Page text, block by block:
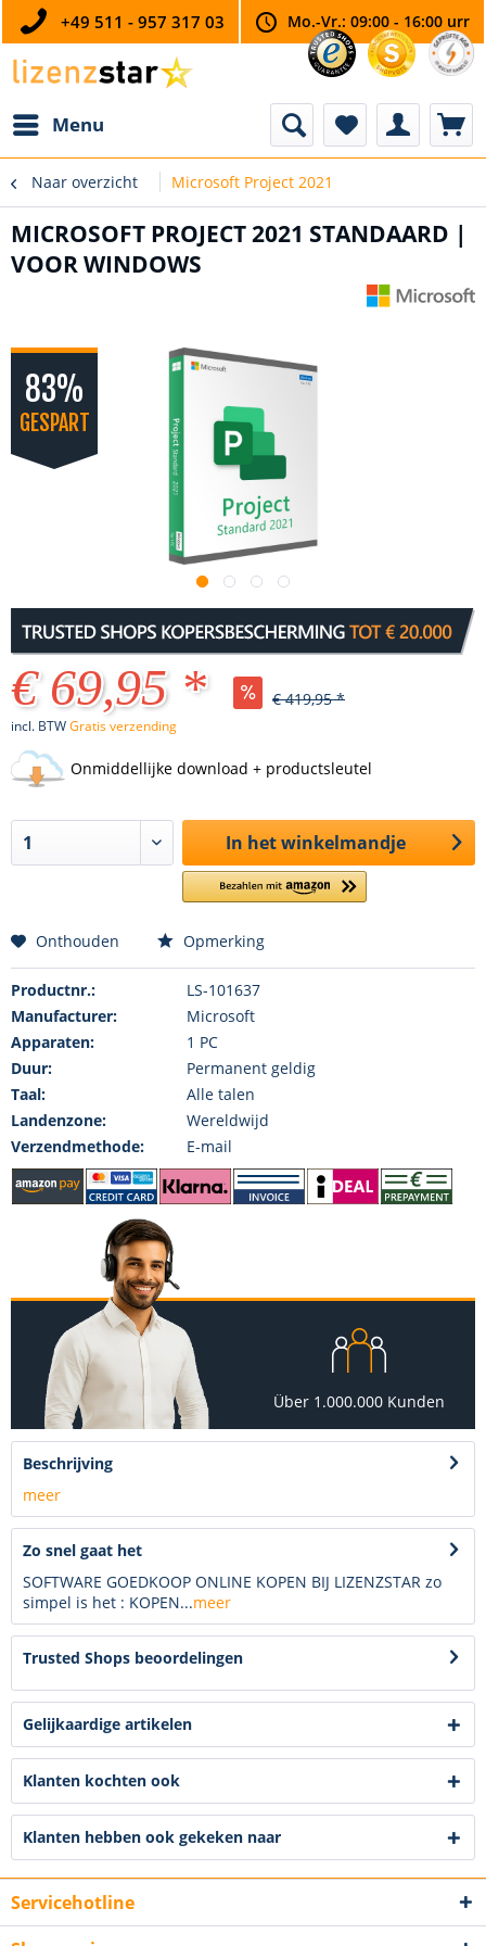
+49 511 - 957 317 03 Mo.-Vr.: 09:00 - 16:00 urr
Menu
Naar overzicht Microsoft Project 2021
MICROSOFT PROJECT 2021 STANDAARD |
VOOR WINDOWS
83%
GESPART
€ 69,95 * € 419,95 *
incl. BTWGratis verzending
Onmiddellijke download + productsleutel
In het winkelmandje
Onthouden Opmerking
Productnr.:
LS-101637
Manufacturer:
Microsoft
Apparaten:
1 PC
Duur:
Permanent geldig
Taal:
Alle talen
Landenzone:
Wereldwijd
Verzendmethode:
E-mail
Über 1.000.000 Kunden
Beschrijving
meer
Zo snel gaat het
SOFTWARE GOEDKOOP ONLINE KOPEN BIJ LIZENZSTAR zo
simpel is het : KOPEN...meer
Trusted Shops beoordelingen
Gelijkaardige artikelen
Klanten kochten ook
Klanten hebben ook gekeken naar
Servicehotline